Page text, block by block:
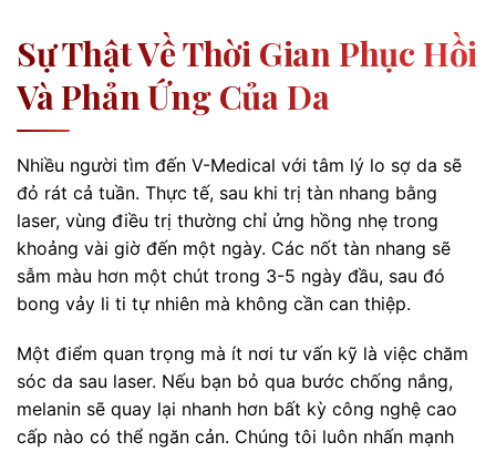
Sự Thật Về Thời Gian Phục Hồi
Và Phản Ứng Của Da
Nhiều người tìm đến V-Medical với tâm lý lo sợ da sẽ
đỏ rát cả tuần. Thực tế, sau khi trị tàn nhang bằng
laser, vùng điều trị thường chỉ ửng hồng nhẹ trong
khoảng vài giờ đến một ngày. Các nốt tàn nhang sẽ
sẫm màu hơn một chút trong 3-5 ngày đầu, sau đó
bong vảy li ti tự nhiên mà không cần can thiệp.
Một điểm quan trọng mà ít nơi tư vấn kỹ là việc chăm
sóc da sau laser. Nếu bạn bỏ qua bước chống nắng,
melanin sẽ quay lại nhanh hơn bất kỳ công nghệ cao
cấp nào có thể ngăn cản. Chúng tôi luôn nhấn mạnh